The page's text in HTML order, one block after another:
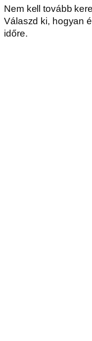
Nem kell tovább
Válaszd ki, hogyan
időre.